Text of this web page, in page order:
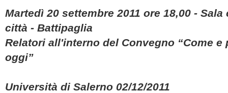
Martedì 20 settembre 2011 ore 18,00 -
città - Battipaglia
Relatori all'interno del Convegno “Come e
oggi”
Università di Salerno 02/12/2011